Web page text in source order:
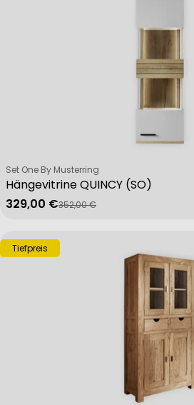
Hängevitrine QUINCY (SO)
Verkäufer:
Set One By Musterring
Verkaufspreis
329,00 €
Regulärer Preis
352,00 €
Tiefpreis